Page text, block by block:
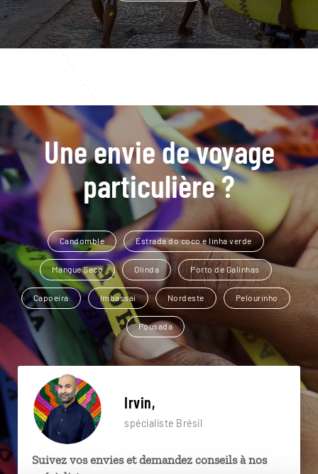
Une envie de voyage
particulière ?
Candomble Estrada do coco e linha verde
Mangue Seco Olinda Porto de Galinhas
Capoeira Imbassai Nordeste Pelourinho
Pousada
Irvin,
spécialiste Brésil
Suivez vos envies et demandez conseils à nos